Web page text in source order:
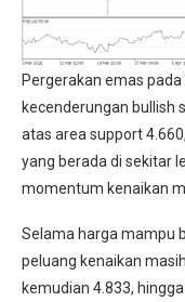
Pergerakan emas
kecenderungan bullish
atas area support
yang berada di sekitar
momentum kenaikan
Selama harga mampu
peluang kenaikan
kemudian 4.833,